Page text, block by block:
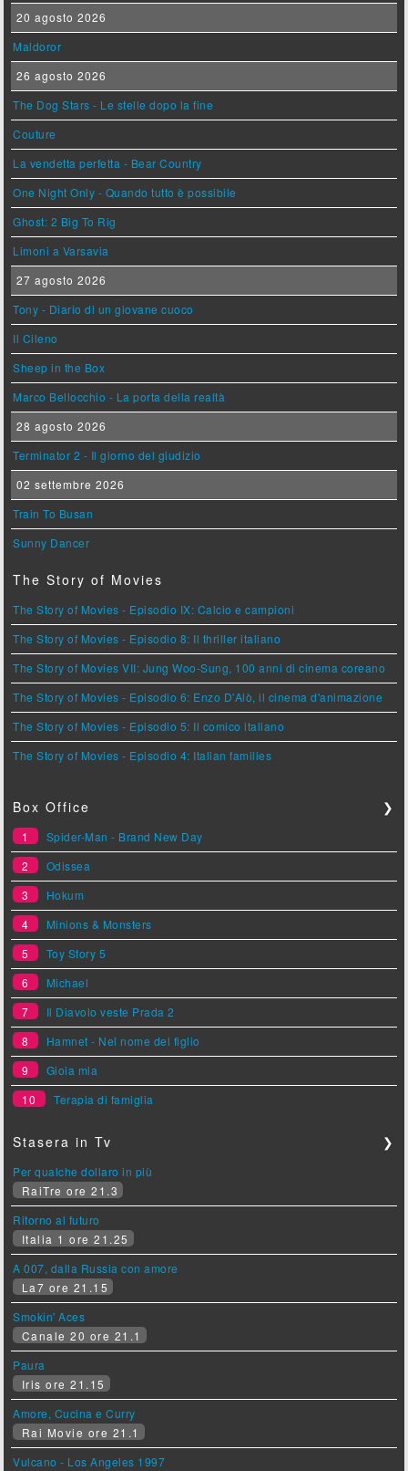
20 agosto 2026
Maldoror
26 agosto 2026
The Dog Stars - Le stelle dopo la fine
Couture
La vendetta perfetta - Bear Country
One Night Only - Quando tutto è possibile
Ghost: 2 Big To Rig
Limoni a Varsavia
27 agosto 2026
Tony - Diario di un giovane cuoco
Il Cileno
Sheep in the Box
Marco Bellocchio - La porta della realtà
28 agosto 2026
Terminator 2 - Il giorno del giudizio
02 settembre 2026
Train To Busan
Sunny Dancer
The Story of Movies
The Story of Movies - Episodio IX: Calcio e campioni
The Story of Movies - Episodio 8: Il thriller italiano
The Story of Movies VII: Jung Woo-Sung, 100 anni di cinema coreano
The Story of Movies - Episodio 6: Enzo D'Alò, il cinema d'animazione
The Story of Movies - Episodio 5: Il comico italiano
The Story of Movies - Episodio 4: Italian families
Box Office ❯
1
Spider-Man - Brand New Day
2
Odissea
3
Hokum
4
Minions & Monsters
5
Toy Story 5
6
Michael
7
Il Diavolo veste Prada 2
8
Hamnet - Nel nome del figlio
9
Gioia mia
10
Terapia di famiglia
Stasera in Tv ❯
Per qualche dollaro in più
RaiTre ore 21.3
Ritorno al futuro
Italia 1 ore 21.25
A 007, dalla Russia con amore
La7 ore 21.15
Smokin' Aces
Canale 20 ore 21.1
Paura
Iris ore 21.15
Amore, Cucina e Curry
Rai Movie ore 21.1
Vulcano - Los Angeles 1997